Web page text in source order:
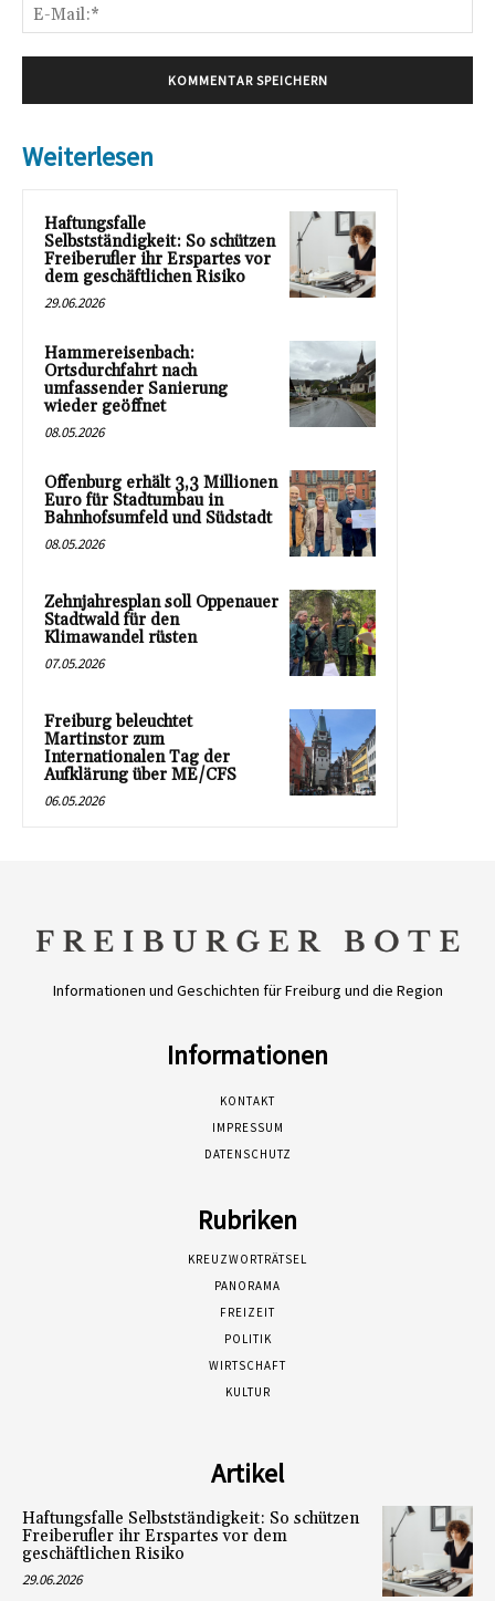
Weiterlesen
Haftungsfalle
Selbstständigkeit: So schützen
Freiberufler ihr Erspartes vor
dem geschäftlichen Risiko
29.06.2026
Hammereisenbach:
Ortsdurchfahrt nach
umfassender Sanierung
wieder geöffnet
08.05.2026
Offenburg erhält 3,3 Millionen
Euro für Stadtumbau in
Bahnhofsumfeld und Südstadt
08.05.2026
Zehnjahresplan soll Oppenauer
Stadtwald für den
Klimawandel rüsten
07.05.2026
Freiburg beleuchtet
Martinstor zum
Internationalen Tag der
Aufklärung über ME/CFS
06.05.2026
Informationen und Geschichten für Freiburg und die Region
Informationen
KONTAKT
IMPRESSUM
DATENSCHUTZ
Rubriken
KREUZWORTRÄTSEL
PANORAMA
FREIZEIT
POLITIK
WIRTSCHAFT
KULTUR
Artikel
Haftungsfalle Selbstständigkeit: So schützen
Freiberufler ihr Erspartes vor dem
geschäftlichen Risiko
29.06.2026